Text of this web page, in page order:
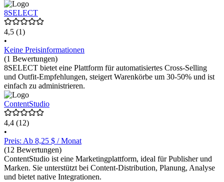
8SELECT
4,5 (1)
•
Keine Preisinformationen
(1 Bewertungen)
8SELECT bietet eine Plattform für automatisiertes Cross-Selling
und Outfit-Empfehlungen, steigert Warenkörbe um 30-50% und ist
einfach zu administrieren.
ContentStudio
4,4 (12)
•
Preis: Ab 8,25 $ / Monat
(12 Bewertungen)
ContentStudio ist eine Marketingplattform, ideal für Publisher und
Marken. Sie unterstützt bei Content-Distribution, Planung, Analyse
und bietet native Integrationen.